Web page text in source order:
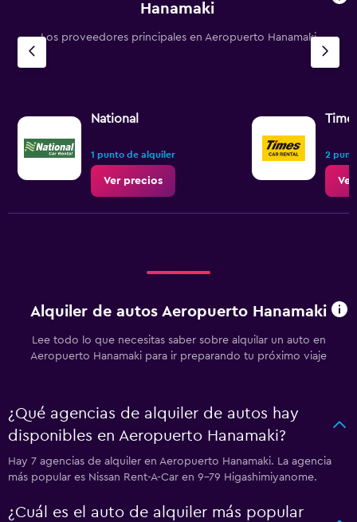
Hanamaki
Los proveedores principales en Aeropuerto Hanamaki
National
1 punto de alquiler
Ver precios
2
Alquiler de autos Aeropuerto Hanamaki
Lee todo lo que necesitas saber sobre alquilar un auto en
Aeropuerto Hanamaki para ir preparando tu próximo viaje
¿Qué agencias de alquiler de autos hay
disponibles en Aeropuerto Hanamaki?
Hay 7 agencias de alquiler en Aeropuerto Hanamaki. La agencia
más popular es Nissan Rent-A-Car en 9-79 Higashimiyanome.
¿Cuál es el auto de alquiler más popular